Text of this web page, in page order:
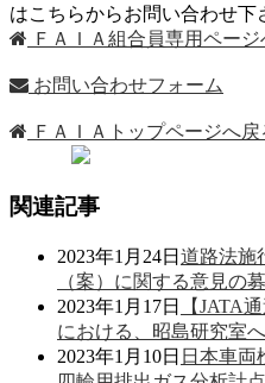
はこちらからお問い合わ
ＦＡＩＡ組合員専用ペー
お問い合わせフォーム
ＦＡＩＡトップページへ戻
関連記事
2023年1月24日 道路法施
（案）に関する意見の
2023年1月17日
【JATA
における、昭島研究室
2023年1月10日 日本車